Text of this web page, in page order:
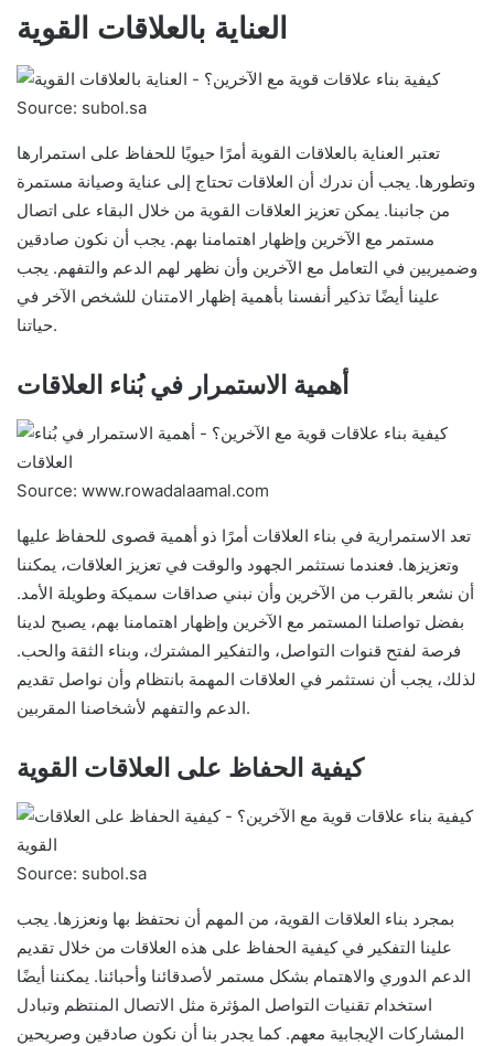
العناية بالعلاقات القوية
Source: subol.sa
تعتبر العناية بالعلاقات القوية أمرًا حيويًا للحفاظ على استمرارها
وتطورها. يجب أن ندرك أن العلاقات تحتاج إلى عناية وصيانة مستمرة
من جانبنا. يمكن تعزيز العلاقات القوية من خلال البقاء على اتصال
مستمر مع الآخرين وإظهار اهتمامنا بهم. يجب أن نكون صادقين
وضميريين في التعامل مع الآخرين وأن نظهر لهم الدعم والتفهم. يجب
علينا أيضًا تذكير أنفسنا بأهمية إظهار الامتنان للشخص الآخر في
حياتنا.
أهمية الاستمرار في بُناء العلاقات
Source: www.rowadalaamal.com
تعد الاستمرارية في بناء العلاقات أمرًا ذو أهمية قصوى للحفاظ عليها
وتعزيزها. فعندما نستثمر الجهود والوقت في تعزيز العلاقات، يمكننا
أن نشعر بالقرب من الآخرين وأن نبني صداقات سميكة وطويلة الأمد.
بفضل تواصلنا المستمر مع الآخرين وإظهار اهتمامنا بهم، يصبح لدينا
فرصة لفتح قنوات التواصل، والتفكير المشترك، وبناء الثقة والحب.
لذلك، يجب أن نستثمر في العلاقات المهمة بانتظام وأن نواصل تقديم
الدعم والتفهم لأشخاصنا المقربين.
كيفية الحفاظ على العلاقات القوية
Source: subol.sa
بمجرد بناء العلاقات القوية، من المهم أن نحتفظ بها ونعززها. يجب
علينا التفكير في كيفية الحفاظ على هذه العلاقات من خلال تقديم
الدعم الدوري والاهتمام بشكل مستمر لأصدقائنا وأحبائنا. يمكننا أيضًا
استخدام تقنيات التواصل المؤثرة مثل الاتصال المنتظم وتبادل
المشاركات الإيجابية معهم. كما يجدر بنا أن نكون صادقين وصريحين